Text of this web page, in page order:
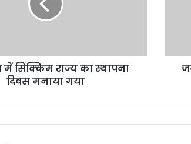
सिक्किम राज्य का स्थापना
दिवस मनाया गया
क
रा